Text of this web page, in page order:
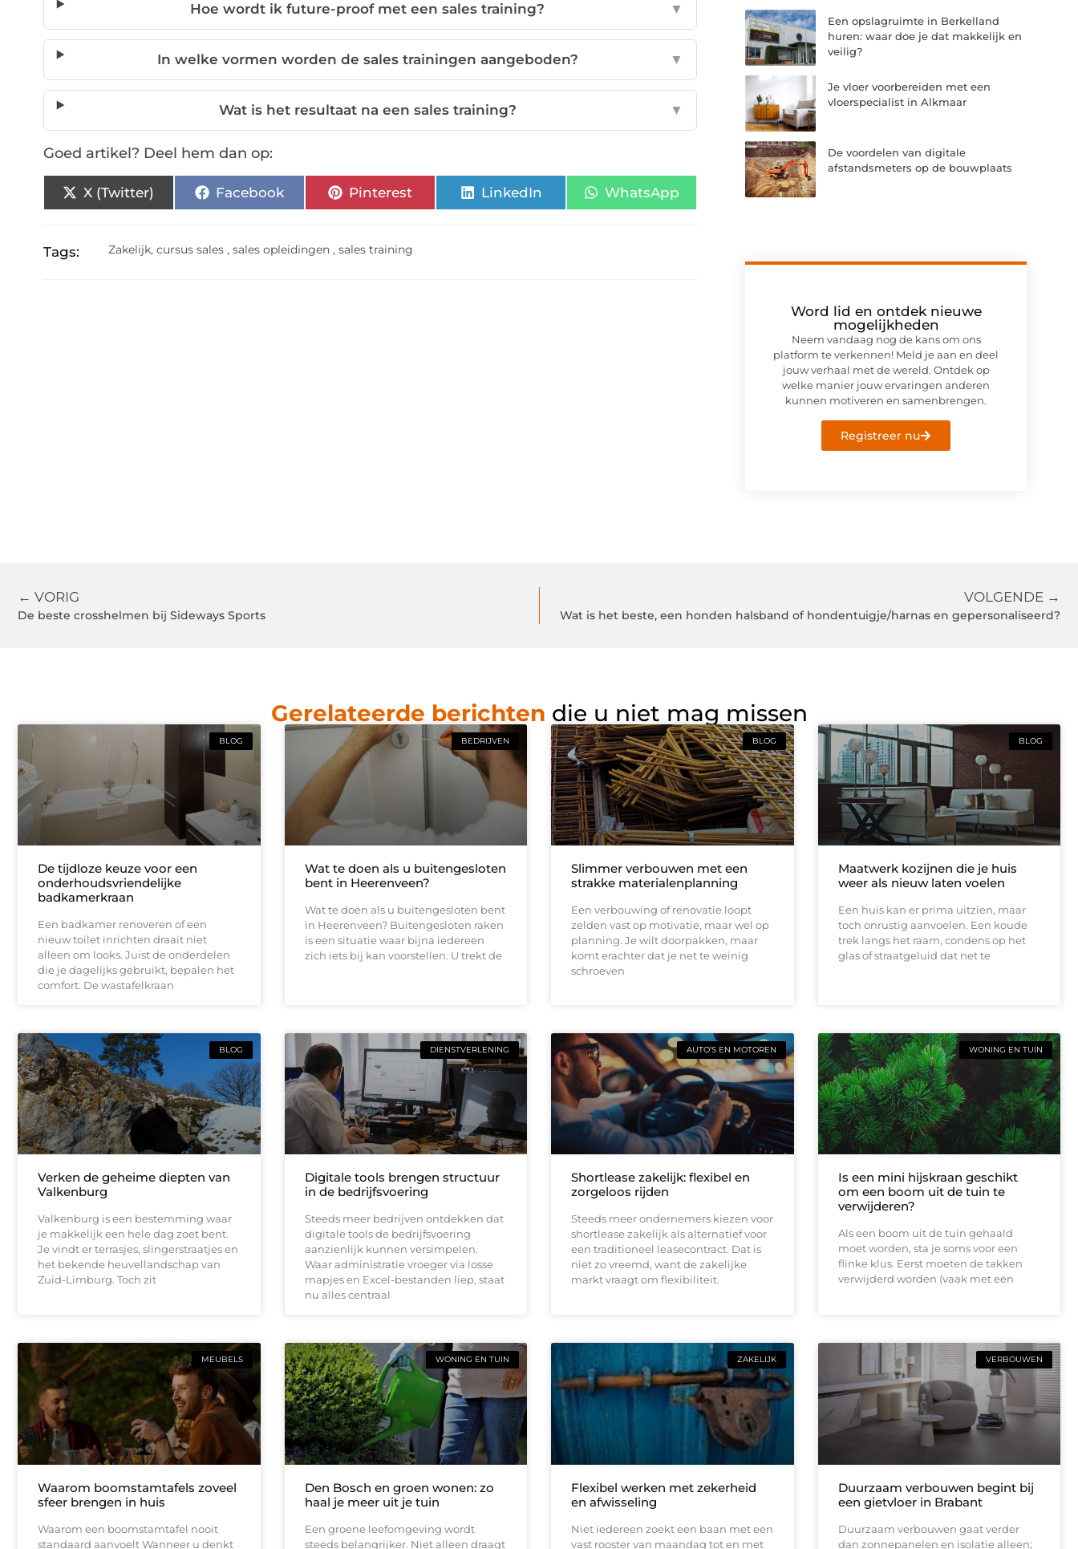
Hoe wordt ik future-proof met een sales training? ▼
In welke vormen worden de sales trainingen aangeboden? ▼
Wat is het resultaat na een sales training? ▼
Goed artikel? Deel hem dan op:
X (Twitter) Facebook Pinterest LinkedIn WhatsApp
Tags: Zakelijk,cursus sales ,sales opleidingen ,sales training
Een opslagruimte in Berkelland
huren: waar doe je dat makkelijk en
veilig?
Je vloer voorbereiden met een
vloerspecialist in Alkmaar
De voordelen van digitale
afstandsmeters op de bouwplaats
Word lid en ontdek nieuwe
mogelijkheden
Neem vandaag nog de kans om ons
platform te verkennen! Meld je aan en deel
jouw verhaal met de wereld. Ontdek op
welke manier jouw ervaringen anderen
kunnen motiveren en samenbrengen.
Registreer nu
← VORIG
De beste crosshelmen bij Sideways Sports
VOLGENDE →
Wat is het beste, een honden halsband of hondentuigje/harnas en gepersonaliseerd?
Gerelateerde berichten die u niet mag missen
BLOG
De tijdloze keuze voor een
onderhoudsvriendelijke
badkamerkraan
Een badkamer renoveren of een
nieuw toilet inrichten draait niet
alleen om looks. Juist de onderdelen
die je dagelijks gebruikt, bepalen het
comfort. De wastafelkraan
BEDRIJVEN
Wat te doen als u buitengesloten
bent in Heerenveen?
Wat te doen als u buitengesloten bent
in Heerenveen? Buitengesloten raken
is een situatie waar bijna iedereen
zich iets bij kan voorstellen. U trekt de
BLOG
Slimmer verbouwen met een
strakke materialenplanning
Een verbouwing of renovatie loopt
zelden vast op motivatie, maar wel op
planning. Je wilt doorpakken, maar
komt erachter dat je net te weinig
schroeven
BLOG
Maatwerk kozijnen die je huis
weer als nieuw laten voelen
Een huis kan er prima uitzien, maar
toch onrustig aanvoelen. Een koude
trek langs het raam, condens op het
glas of straatgeluid dat net te
BLOG
Verken de geheime diepten van
Valkenburg
Valkenburg is een bestemming waar
je makkelijk een hele dag zoet bent.
Je vindt er terrasjes, slingerstraatjes en
het bekende heuvellandschap van
Zuid-Limburg. Toch zit
DIENSTVERLENING
Digitale tools brengen structuur
in de bedrijfsvoering
Steeds meer bedrijven ontdekken dat
digitale tools de bedrijfsvoering
aanzienlijk kunnen versimpelen.
Waar administratie vroeger via losse
mapjes en Excel-bestanden liep, staat
nu alles centraal
AUTO’S EN MOTOREN
Shortlease zakelijk: flexibel en
zorgeloos rijden
Steeds meer ondernemers kiezen voor
shortlease zakelijk als alternatief voor
een traditioneel leasecontract. Dat is
niet zo vreemd, want de zakelijke
markt vraagt om flexibiliteit.
WONING EN TUIN
Is een mini hijskraan geschikt
om een boom uit de tuin te
verwijderen?
Als een boom uit de tuin gehaald
moet worden, sta je soms voor een
flinke klus. Eerst moeten de takken
verwijderd worden (vaak met een
MEUBELS
Waarom boomstamtafels zoveel
sfeer brengen in huis
Waarom een boomstamtafel nooit
standaard aanvoelt Wanneer u denkt
WONING EN TUIN
Den Bosch en groen wonen: zo
haal je meer uit je tuin
Een groene leefomgeving wordt
steeds belangrijker. Niet alleen draagt
ZAKELIJK
Flexibel werken met zekerheid
en afwisseling
Niet iedereen zoekt een baan met een
vast rooster van maandag tot en met
VERBOUWEN
Duurzaam verbouwen begint bij
een gietvloer in Brabant
Duurzaam verbouwen gaat verder
dan zonnepanelen en isolatie alleen;